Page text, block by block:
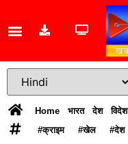
Home भारत देश विदेश
#क्राइम
#खेल #देश